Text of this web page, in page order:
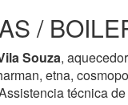
/
Souza,
etna,
técnica